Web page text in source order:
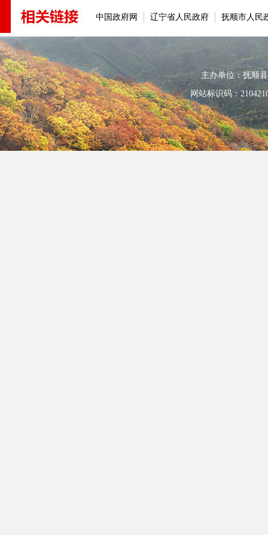
中国政府网 辽宁省人民政府 抚顺市人民
主办单位：抚顺
网站标识码：